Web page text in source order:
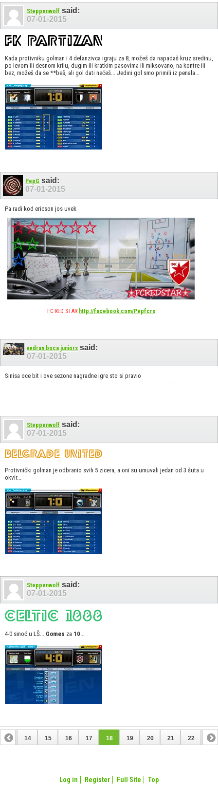
Steppenwolf said:
07-01-2015
Kada protivniku golman i 4 defanzivca igraju za 8, možeš da napadaš kruz sredinu,
po levom ili desnom krilu, dugim ili kratkim pasovima ili miksovano, na kontre ili
bez, možeš da se **beš, ali gol dati nećeš... Jedini gol smo primili iz penala...
PepG said:
07-01-2015
Pa radi kod ericson jos uvek
FC RED STAR http://facebook.com/Pepfcrs
vedran boca juniors said:
07-01-2015
Sinisa oce bit i ove sezone nagradne igre sto si pravio
Steppenwolf said:
07-01-2015
Protivnički golman je odbranio svih 5 zicera, a oni su umuvali jedan od 3 šuta u
okvir...
Steppenwolf said:
07-01-2015
4-0 sinoć u LŠ... Gomes za 10
13 14 15 16 17 18 19 20 21 22 23
Log in Register Full Site Top